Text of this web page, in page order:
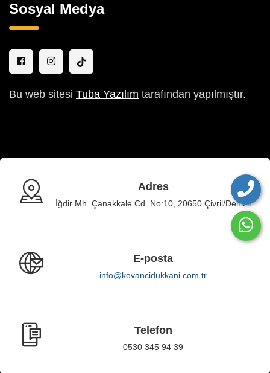
Sosyal Medya
Bu web sitesi Tuba Yazılım tarafından yapılmıştır.
Adres
İğdir Mh. Çanakkale Cd. No:10, 20650 Çivril/Denizli
E-posta
info@kovancidukkani.com.tr
Telefon
0530 345 94 39